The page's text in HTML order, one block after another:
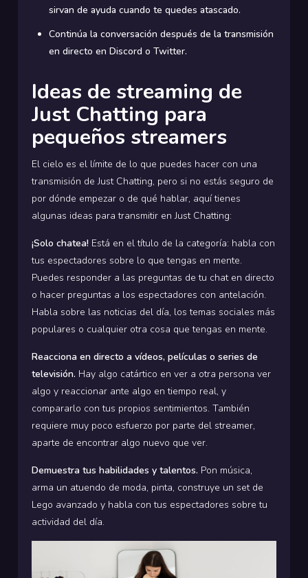
sirvan de ayuda cuando te quedes atascado.
Continúa la conversación después de la transmisión
en directo en Discord o Twitter.
Ideas de streaming de
Just Chatting para
pequeños streamers
El cielo es el límite de lo que puedes hacer con una
transmisión de Just Chatting, pero si no estás seguro de
por dónde empezar o de qué hablar, aquí tienes
algunas ideas para transmitir en Just Chatting:
¡Solo chatea! Está en el título de la categoría: habla con
tus espectadores sobre lo que tengas en mente.
Puedes responder a las preguntas de tu chat en directo
o hacer preguntas a los espectadores con antelación.
Habla sobre las noticias del día, los temas sociales más
populares o cualquier otra cosa que tengas en mente.
Reacciona en directo a vídeos, películas o series de
televisión. Hay algo catártico en ver a otra persona ver
algo y reaccionar ante algo en tiempo real, y
compararlo con tus propios sentimientos. También
requiere muy poco esfuerzo por parte del streamer,
aparte de encontrar algo nuevo que ver.
Demuestra tus habilidades y talentos. Pon música,
arma un atuendo de moda, pinta, construye un set de
Lego avanzado y habla con tus espectadores sobre tu
actividad del día.